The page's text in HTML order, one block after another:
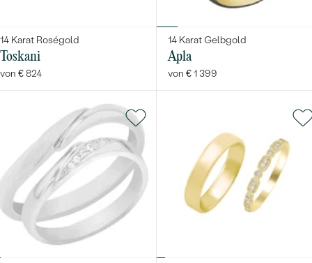
14 Karat Roségold
Toskani
von € 824
14 Karat Gelbgold
Apla
von € 1 399